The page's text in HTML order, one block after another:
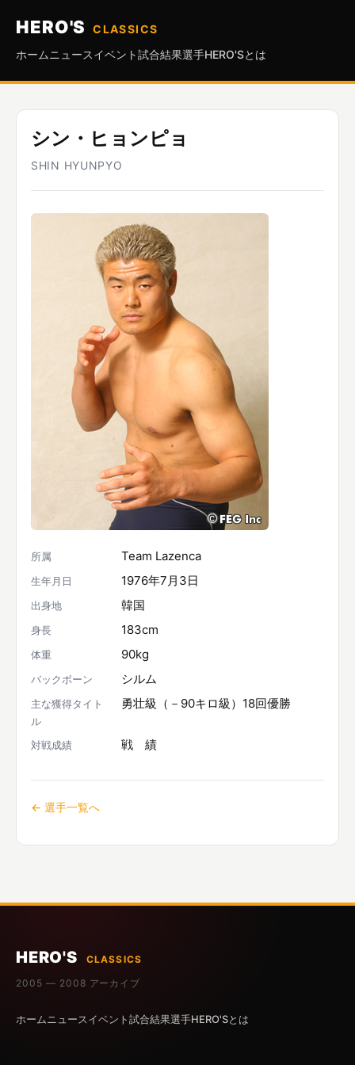
HERO'S
CLASSICS
ホーム ニュースイベント試合結果選手HERO'Sとは
シン・ヒョンピョ
SHIN HYUNPYO
所属 Team Lazenca
生年月日 1976年7月3日
出身地 韓国
身長 183cm
体重 90kg
バックボーン シルム
主な獲得タイト
ル
勇壮級（－90キロ級）18回優勝
対戦成績 戦 績
← 選手一覧へ
HERO'S
CLASSICS
2005 — 2008 アーカイブ
ホームニュースイベント試合結果選手HERO'Sとは